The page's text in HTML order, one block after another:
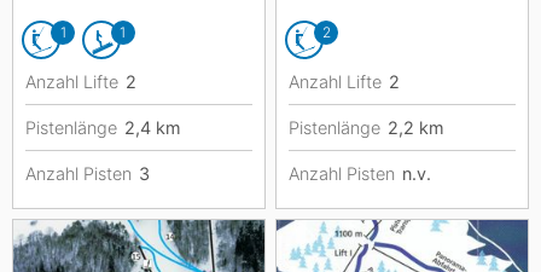
1 1
Anzahl Lifte 2
Pistenlänge 2,4 km
Anzahl Pisten 3
2
Anzahl Lifte 2
Pistenlänge 2,2 km
Anzahl Pisten n.v.